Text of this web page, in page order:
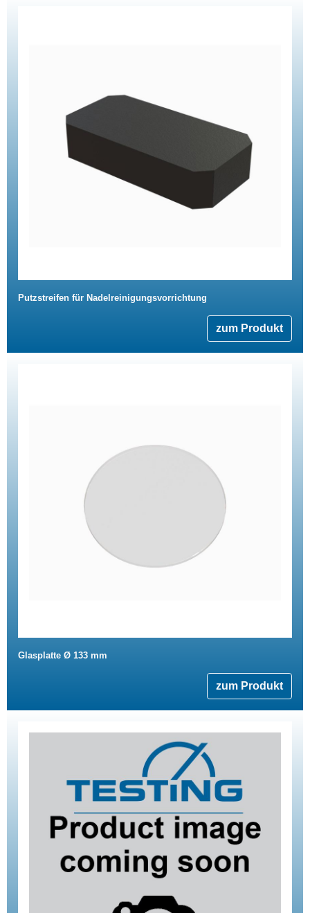
Putzstreifen für Nadelreinigungsvorrichtung
zum Produkt
Glasplatte Ø 133 mm
zum Produkt